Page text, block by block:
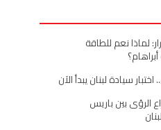
لماذا نعم للطاقة
سيادة لبنان يبدأ الآن
الرؤى بين باريس